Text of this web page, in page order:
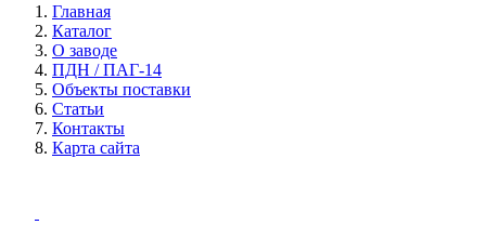
Главная
Каталог
О заводе
ПДН / ПАГ-14
Объекты поставки
Статьи
Контакты
Карта сайта